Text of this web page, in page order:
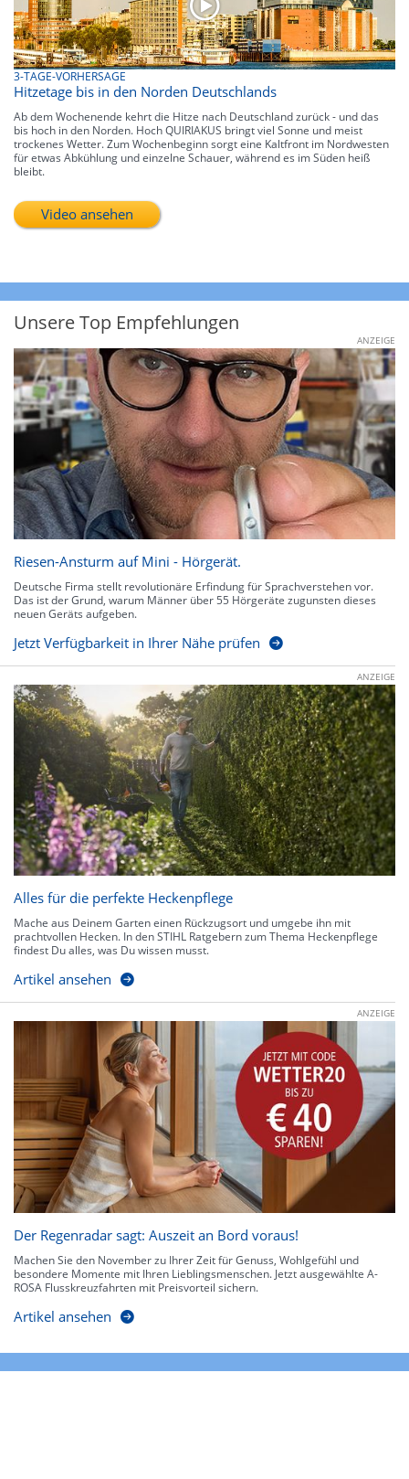
3-TAGE-VORHERSAGE
Hitzetage bis in den Norden Deutschlands
Ab dem Wochenende kehrt die Hitze nach Deutschland zurück - und das
bis hoch in den Norden. Hoch QUIRIAKUS bringt viel Sonne und meist
trockenes Wetter. Zum Wochenbeginn sorgt eine Kaltfront im Nordwesten
für etwas Abkühlung und einzelne Schauer, während es im Süden heiß
bleibt.
Video ansehen
Unsere Top Empfehlungen
ANZEIGE
Riesen-Ansturm auf Mini - Hörgerät.
Deutsche Firma stellt revolutionäre Erfindung für Sprachverstehen vor.
Das ist der Grund, warum Männer über 55 Hörgeräte zugunsten dieses
neuen Geräts aufgeben.
Jetzt Verfügbarkeit in Ihrer Nähe prüfen
ANZEIGE
Alles für die perfekte Heckenpflege
Mache aus Deinem Garten einen Rückzugsort und umgebe ihn mit
prachtvollen Hecken. In den STIHL Ratgebern zum Thema Heckenpflege
findest Du alles, was Du wissen musst.
Artikel ansehen
ANZEIGE
Der Regenradar sagt: Auszeit an Bord voraus!
Machen Sie den November zu Ihrer Zeit für Genuss, Wohlgefühl und
besondere Momente mit Ihren Lieblingsmenschen. Jetzt ausgewählte A-
ROSA Flusskreuzfahrten mit Preisvorteil sichern.
Artikel ansehen